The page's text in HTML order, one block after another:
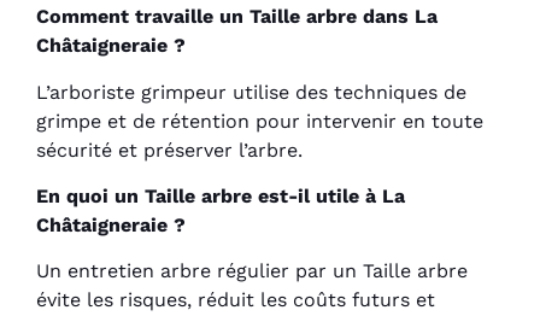
Comment travaille un Taille arbre dans La
Châtaigneraie ?
L’arboriste grimpeur utilise des techniques de
grimpe et de rétention pour intervenir en toute
sécurité et préserver l’arbre.
En quoi un Taille arbre est-il utile à La
Châtaigneraie ?
Un entretien arbre régulier par un Taille arbre
évite les risques, réduit les coûts futurs et